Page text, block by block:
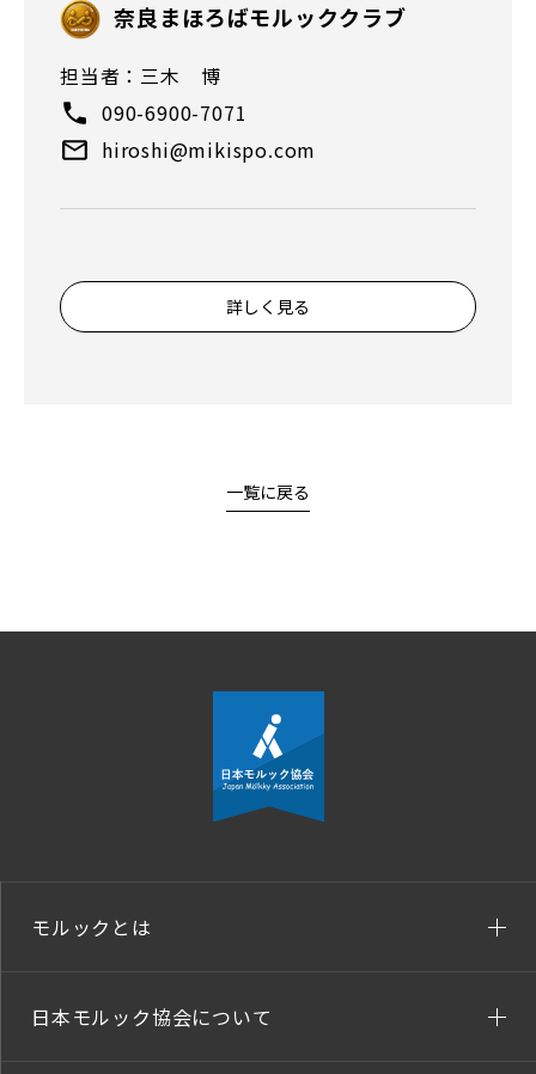
奈良まほろばモルッククラブ
担当者：三木 博
090-6900-7071
hiroshi@mikispo.com
詳しく見る
一覧に戻る
モルックとは
日本モルック協会について